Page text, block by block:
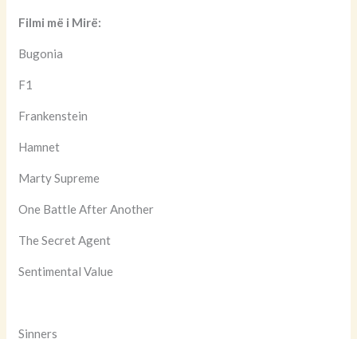
Filmi më i Mirë:
Bugonia
F1
Frankenstein
Hamnet
Marty Supreme
One Battle After Another
The Secret Agent
Sentimental Value
Sinners